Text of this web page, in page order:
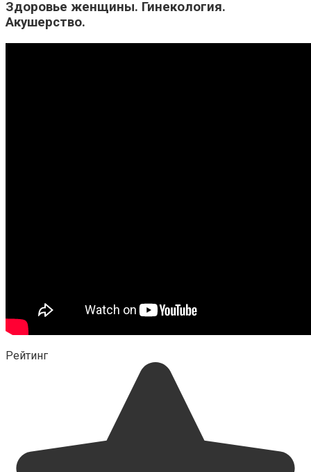
Здоровье женщины. Гинекология.
Акушерство.
Рейтинг